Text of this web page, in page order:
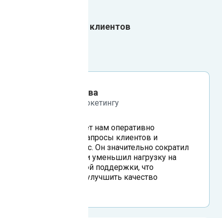
Результаты наших клиентов
Елена Смирнова
директор по маркетингу
Чат-бот помогает нам оперативно
обрабатывать запросы клиентов и
улучшить сервис. Он значительно сократил
время ответов и уменьшил нагрузку на
отдел клиентской поддержки, что
позволило нам улучшить качество